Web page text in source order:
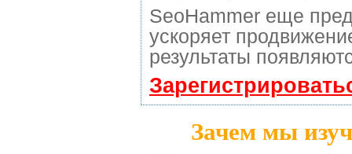
SeoHammer еще
ускоряет
результаты
Зачем мы